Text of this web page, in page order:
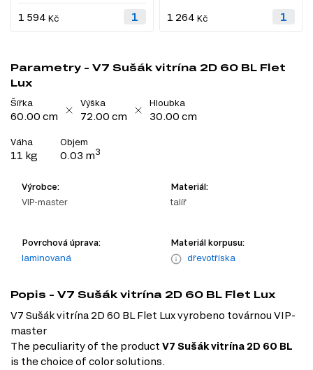
1 594 Kč 1 264 Kč
Parametry - V7 Sušák vitrína 2D 60 BL Flet
Lux
Šířka
60.00 cm
Výška
72.00 cm
Hloubka
30.00 cm
Váha
11 kg
Objem
0.03 m3
Výrobce:
VIP-master
Materiál:
talíř
Povrchová úprava:
laminovaná
Materiál korpusu:
dřevotříska
Popis - V7 Sušák vitrína 2D 60 BL Flet Lux
V7 Sušák vitrína 2D 60 BL Flet Lux vyrobeno továrnou VIP-
master
The peculiarity of the product V7 Sušák vitrína 2D 60 BL
is the choice of color solutions.